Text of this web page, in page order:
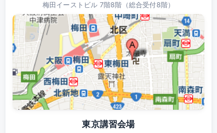
梅田イーストビル 7階8階（総合受付8階）
東京講習会場